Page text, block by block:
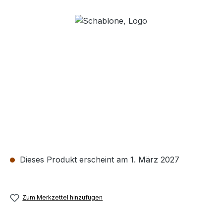
Bildergalerie überspringen
Dieses Produkt erscheint am 1. März 2027
Zum Merkzettel hinzufügen